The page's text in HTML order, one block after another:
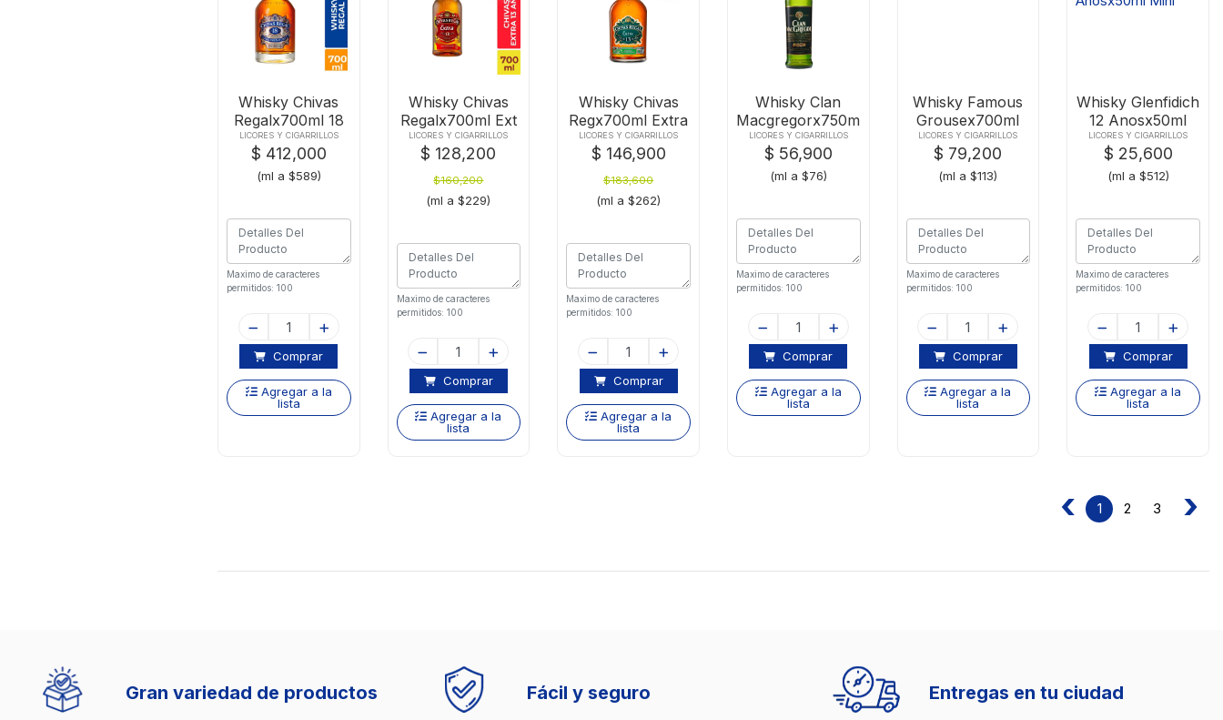
Whisky Chivas
Regalx700ml 18
Anos
LICORES Y CIGARRILLOS
$ 412,000
(ml a $589)
Maximo de caracteres
permitidos: 100
Comprar
Agregar a la
lista
Whisky Chivas
Regalx700ml Ext
LICORES Y CIGARRILLOS
$ 128,200
$160,200
(ml a $229)
Maximo de caracteres
permitidos: 100
Comprar
Agregar a la
lista
Whisky Chivas
Regx700ml Extra
13 Tequila
LICORES Y CIGARRILLOS
$ 146,900
$183,600
(ml a $262)
Maximo de caracteres
permitidos: 100
Comprar
Agregar a la
lista
Whisky Clan
Macgregorx750ml
LICORES Y CIGARRILLOS
$ 56,900
(ml a $76)
Maximo de caracteres
permitidos: 100
Comprar
Agregar a la
lista
Whisky Famous
Grousex700ml
LICORES Y CIGARRILLOS
$ 79,200
(ml a $113)
Maximo de caracteres
permitidos: 100
Comprar
Agregar a la
lista
Whisky Glenfidich
12 Anosx50ml
Mini
LICORES Y CIGARRILLOS
$ 25,600
(ml a $512)
Maximo de caracteres
permitidos: 100
Comprar
Agregar a la
lista
‹ 1 2 3 ›
Gran variedad de productos Fácil y seguro Entregas en tu ciudad